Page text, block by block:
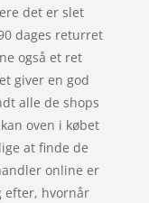
det er slet
dages returret
også et ret
giver en god
alle de shops
oven i købet
at finde de
online er
efter, hvornår